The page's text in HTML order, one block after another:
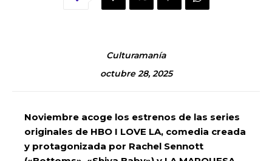
Culturamanía
octubre 28, 2025
Noviembre acoge los estrenos de las series
originales de HBO I LOVE LA, comedia creada
y protagonizada por Rachel Sennott